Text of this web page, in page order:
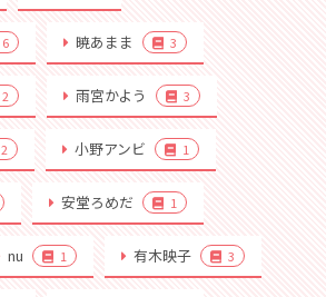
6 暁あまま 3
2 雨宮かよう 3
2 小野アンビ 1
安堂ろめだ 1
nu 1 有木映子 3